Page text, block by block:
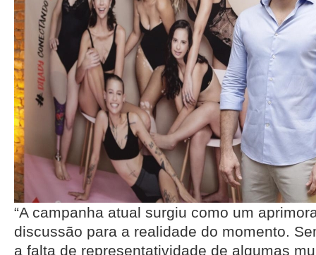
“A campanha atual surgiu como um
discussão para a realidade do momento.
a falta de representatividade de algumas